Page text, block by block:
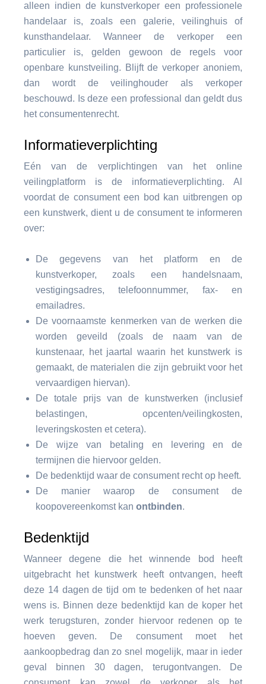
alleen indien de kunstverkoper een professionele
handelaar is, zoals een galerie, veilinghuis of
kunsthandelaar. Wanneer de verkoper een
particulier is, gelden gewoon de regels voor
openbare kunstveiling. Blijft de verkoper anoniem,
dan wordt de veilinghouder als verkoper
beschouwd. Is deze een professional dan geldt dus
het consumentenrecht.
Informatieverplichting
Eén van de verplichtingen van het online
veilingplatform is de informatieverplichting. Al
voordat de consument een bod kan uitbrengen op
een kunstwerk, dient u de consument te informeren
over:
De gegevens van het platform en de
kunstverkoper, zoals een handelsnaam,
vestigingsadres, telefoonnummer, fax- en
emailadres.
De voornaamste kenmerken van de werken die
worden geveild (zoals de naam van de
kunstenaar, het jaartal waarin het kunstwerk is
gemaakt, de materialen die zijn gebruikt voor het
vervaardigen hiervan).
De totale prijs van de kunstwerken (inclusief
belastingen, opcenten/veilingkosten,
leveringskosten et cetera).
De wijze van betaling en levering en de
termijnen die hiervoor gelden.
De bedenktijd waar de consument recht op heeft.
De manier waarop de consument de
koopovereenkomst kan ontbinden.
Bedenktijd
Wanneer degene die het winnende bod heeft
uitgebracht het kunstwerk heeft ontvangen, heeft
deze 14 dagen de tijd om te bedenken of het naar
wens is. Binnen deze bedenktijd kan de koper het
werk terugsturen, zonder hiervoor redenen op te
hoeven geven. De consument moet het
aankoopbedrag dan zo snel mogelijk, maar in ieder
geval binnen 30 dagen, terugontvangen. De